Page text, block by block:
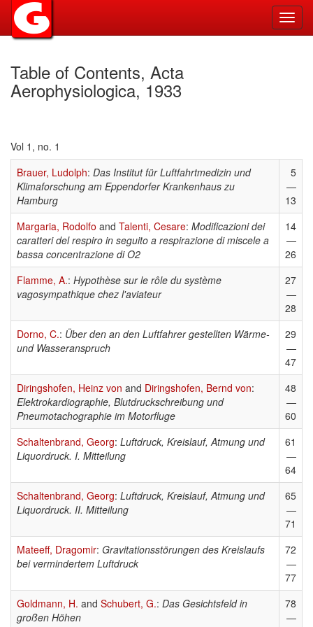
Table of Contents, Acta
Aerophysiologica, 1933
Vol 1, no. 1
Brauer, Ludolph: Das Institut für Luftfahrtmedizin und
Klimaforschung am Eppendorfer Krankenhaus zu
Hamburg
5
—
13
Margaria, Rodolfo and Talenti, Cesare: Modificazioni dei
caratteri del respiro in seguito a respirazione di miscele a
bassa concentrazione di O2
14
—
26
Flamme, A.: Hypothèse sur le rôle du système
vagosympathique chez l'aviateur
27
—
28
Dorno, C.: Über den an den Luftfahrer gestellten Wärme-
und Wasseranspruch
29
—
47
Diringshofen, Heinz von and Diringshofen, Bernd von:
Elektrokardiographie, Blutdruckschreibung und
Pneumotachographie im Motorfluge
48
—
60
Schaltenbrand, Georg: Luftdruck, Kreislauf, Atmung und
Liquordruck. I. Mitteilung
61
—
64
Schaltenbrand, Georg: Luftdruck, Kreislauf, Atmung und
Liquordruck. II. Mitteilung
65
—
71
Mateeff, Dragomir: Gravitationsstörungen des Kreislaufs
bei vermindertem Luftdruck
72
—
77
Goldmann, H. and Schubert, G.: Das Gesichtsfeld in
großen Höhen
78
—